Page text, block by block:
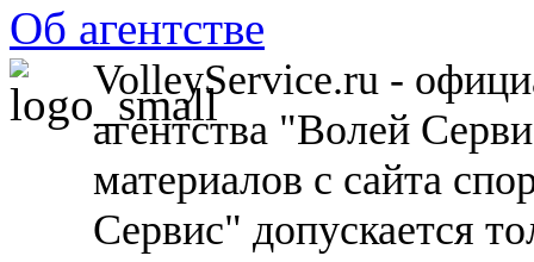
Об агентстве
VolleyService.ru -
агентства "Волей
материалов с сайта
Сервис" допускается